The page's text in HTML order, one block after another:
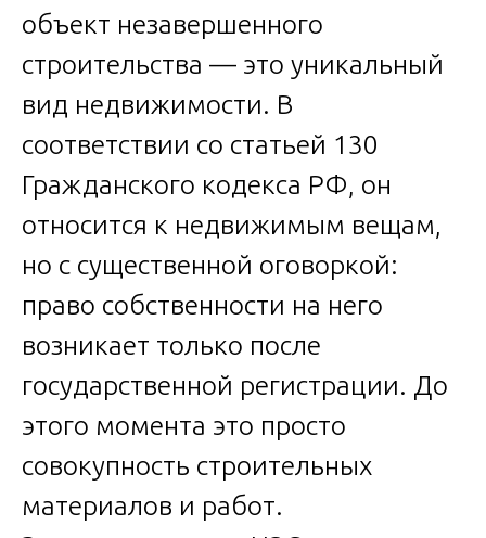
объект незавершенного
строительства — это уникальный
вид недвижимости. В
соответствии со статьей 130
Гражданского кодекса РФ, он
относится к недвижимым вещам,
но с существенной оговоркой:
право собственности на него
возникает только после
государственной регистрации. До
этого момента это просто
совокупность строительных
материалов и работ.